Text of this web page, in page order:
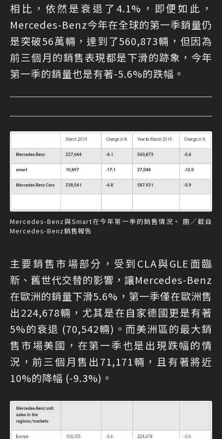
相比，依然是衰退了4.1%，即便如此，
Mercedes-Benz今年在全球的第一季銷量仍
是突破56萬輛，達到了560,873輛，但因為
前三個月的銷售表現都是下滑的跡象，今年
第一季的銷量也是有著-5.6%的跌幅。
Mercedes-Benz與Smart在今年第一季的銷售情況。 圖／截自
Mercedes-Benz銷售報告
主要銷售市場部分，受到CLA與GLE面臨
新、舊世代交替的影響，讓Mercedes-Benz
在歐洲的銷量下滑5.6%，第一季僅在歐洲售
出224,678輛，尤其是在自家德國更是有著
5%的衰退 (70,542輛)。而美洲區的最大銷
售市場美國，在第一季也是出現跌幅的情
況，前三個月售出71,171輛，且有著將近
10%的降幅 (-9.3%)。